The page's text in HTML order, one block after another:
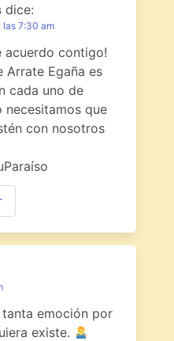
dice:
las 7:30 am
acuerdo contigo!
Arrate Egaña es
cada uno de
necesitamos que
con nosotros
emoción por
existe.